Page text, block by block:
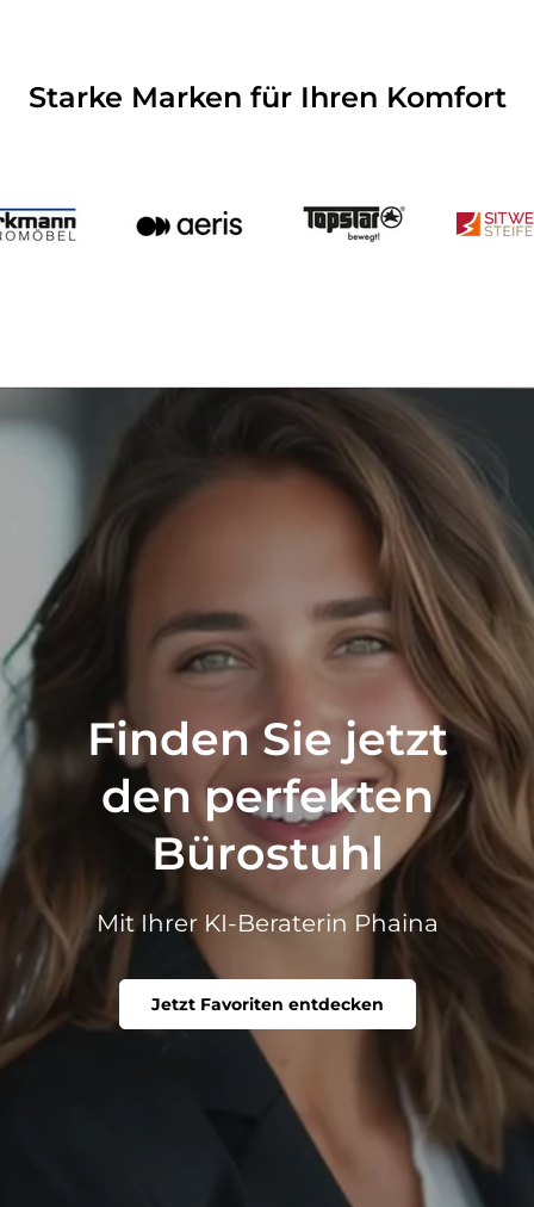
Starke Marken für Ihren Komfort
Finden Sie jetzt
den perfekten
Bürostuhl
Mit Ihrer KI-Beraterin Phaina
Jetzt Favoriten entdecken